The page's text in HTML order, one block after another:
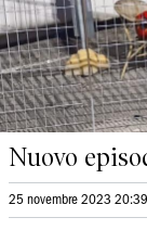
Nuovo
25 novembre 2023 20:39